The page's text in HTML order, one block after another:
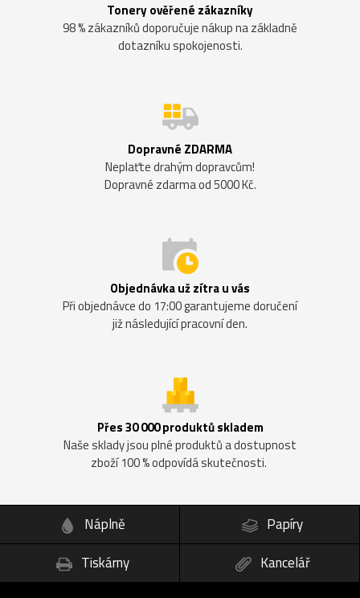
Tonery ověřené zákazníky
98 % zákazníků doporučuje nákup na základně
dotazníku spokojenosti.
Dopravné ZDARMA
Neplaťte drahým dopravcům!
Dopravné zdarma od 5000 Kč.
Objednávka už zítra u vás
Při objednávce do 17:00 garantujeme doručení
již následující pracovní den.
Přes 30 000 produktů skladem
Naše sklady jsou plné produktů a dostupnost
zboží 100 % odpovídá skutečnosti.
Náplně
Papíry
Tiskárny
Kancelář